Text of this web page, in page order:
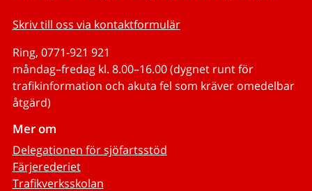
Skriv till oss via kontaktformulär
Ring, 0771-921 921
måndag–fredag kl. 8.00–16.00 (dygnet runt för
trafikinformation och akuta fel som kräver omedelbar
åtgärd)
Mer om
Delegationen för sjöfartsstöd
Färjerederiet
Trafikverksskolan